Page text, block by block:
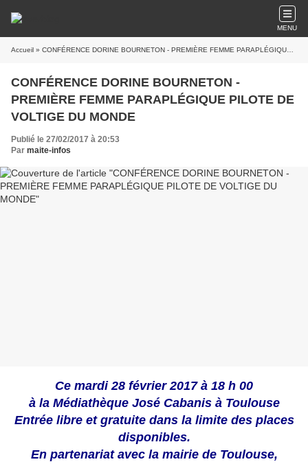
MENU
Accueil » CONFÉRENCE DORINE BOURNETON - PREMIÈRE FEMME PARAPLÉGIQUE PILOTE DE VOLTIGE DU MONDE
CONFÉRENCE DORINE BOURNETON -
PREMIÈRE FEMME PARAPLÉGIQUE PILOTE DE
VOLTIGE DU MONDE
Publié le 27/02/2017 à 20:53
Par maite-infos
Ce mardi 28 février 2017 à 18 h 00
à la Médiathèque José Cabanis à Toulouse
Entrée libre et gratuite dans la limite des places
disponibles.
En partenariat avec la mairie de Toulouse,